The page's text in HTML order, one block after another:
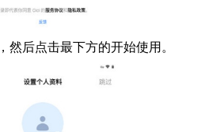
后点击最下方的开始使用。